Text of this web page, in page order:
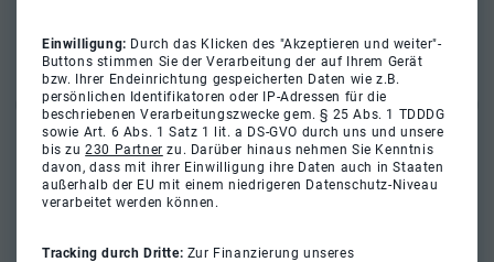
Einwilligung: Durch das Klicken des "Akzeptieren und weiter"-
Buttons stimmen Sie der Verarbeitung der auf Ihrem Gerät
bzw. Ihrer Endeinrichtung gespeicherten Daten wie z.B.
persönlichen Identifikatoren oder IP-Adressen für die
beschriebenen Verarbeitungszwecke gem. § 25 Abs. 1 TDDDG
sowie Art. 6 Abs. 1 Satz 1 lit. a DS-GVO durch uns und unsere
bis zu230 Partner zu. Darüber hinaus nehmen Sie Kenntnis
davon, dass mit ihrer Einwilligung ihre Daten auch in Staaten
außerhalb der EU mit einem niedrigeren Datenschutz-Niveau
verarbeitet werden können.
Tracking durch Dritte: Zur Finanzierung unseres